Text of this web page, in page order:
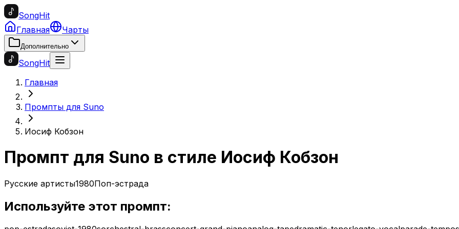
SongHit
Главная
Чарты
Дополнительно
SongHit
Главная
Промпты для Suno
Иосиф Кобзон
Промпт для Suno в стиле Иосиф Кобзон
Русские артисты1980Поп-эстрада
Используйте этот промпт: